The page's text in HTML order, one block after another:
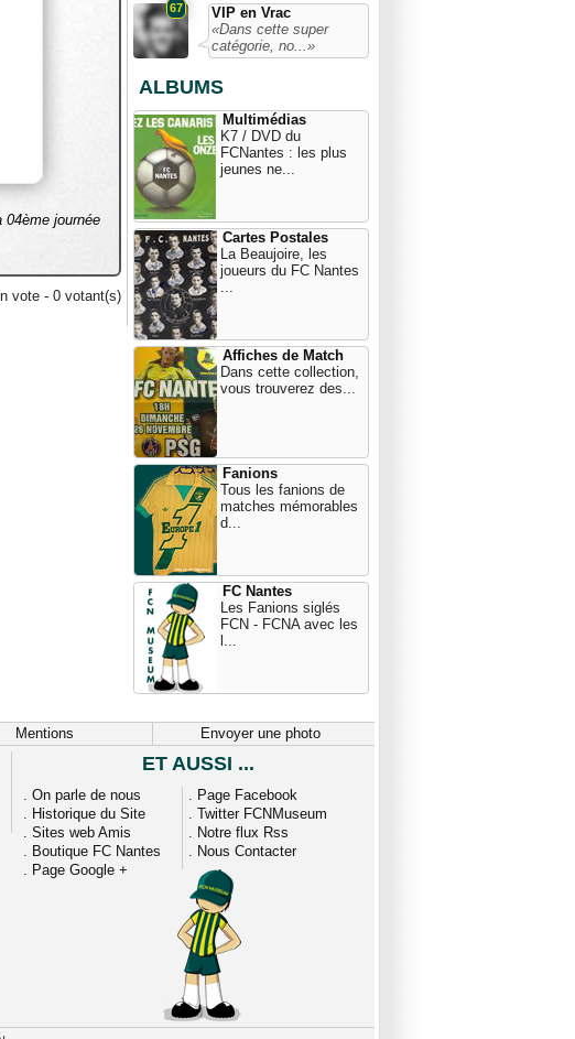
journée
vote - 0 votant(s)
67
VIP en Vrac
«Dans cette super
catégorie, no...»
ALBUMS
Multimédias
K7 / DVD du
FCNantes : les plus
jeunes ne...
Cartes Postales
La Beaujoire, les
joueurs du FC Nantes
...
Affiches de Match
Dans cette collection,
vous trouverez des...
Fanions
Tous les fanions de
matches mémorables
d...
FC Nantes
Les Fanions siglés
FCN - FCNA avec les
l...
Mentions Envoyer une photo
ET AUSSI ...
. On parle de nous
. Historique du Site
. Sites web Amis
. Boutique FC Nantes
. Page Google +
. Page Facebook
. Twitter FCNMuseum
. Notre flux Rss
. Nous Contacter